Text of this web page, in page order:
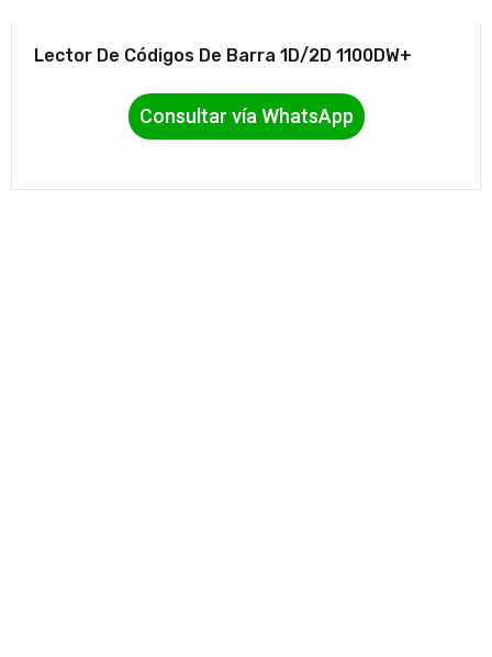
Lector De Códigos De Barra 1D/2D 1100DW+
Consultar vía WhatsApp